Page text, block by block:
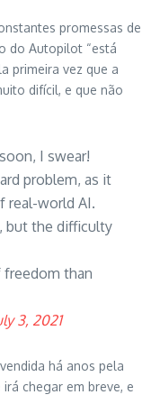
promessas de
do Autopilot “está
primeira vez que a
difícil, e que não
I swear!
problem, as it
real-world AI.
but the difficulty
freedom than
3, 2021
há anos pela
chegar em breve, e